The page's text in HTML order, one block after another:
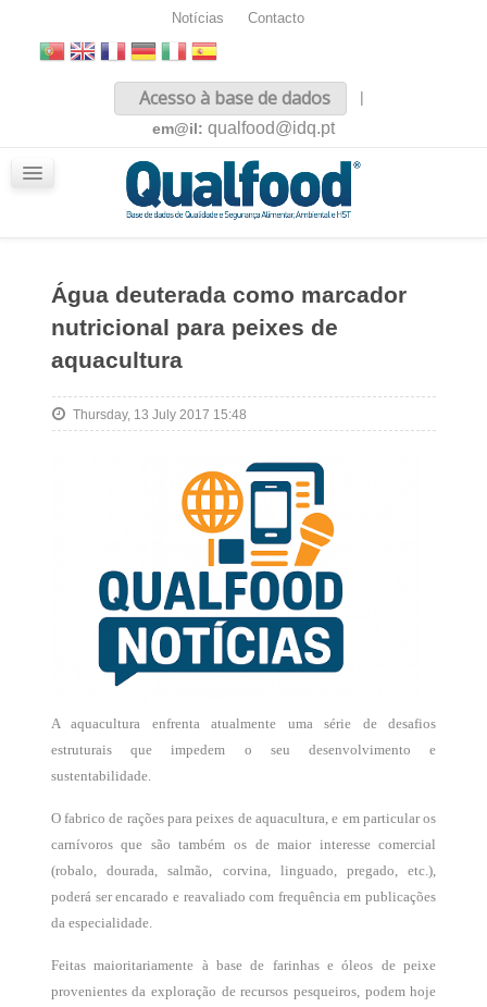
Notícias Contacto
Acesso à base de dados
|
em@il: qualfood@idq.pt
Água deuterada como marcador
nutricional para peixes de
aquacultura
Thursday, 13 July 2017 15:48
A aquacultura enfrenta atualmente uma série de desafios
estruturais que impedem o seu desenvolvimento e
sustentabilidade.
O fabrico de rações para peixes de aquacultura, e em particular os
carnívoros que são também os de maior interesse comercial
(robalo, dourada, salmão, corvina, linguado, pregado, etc.),
poderá ser encarado e reavaliado com frequência em publicações
da especialidade.
Feitas maioritariamente à base de farinhas e óleos de peixe
provenientes da exploração de recursos pesqueiros, podem hoje